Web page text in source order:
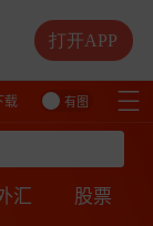
有图
载
汇
股票
打开APP